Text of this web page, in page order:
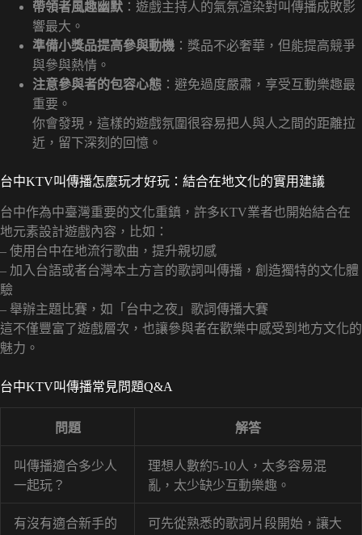
帶領者風趣幽默 ：遊戲主持人的氣氛渲染對叫傳播成敗影
響最大。
準備小獎品提高參與動機 ：獎品不必奢華，但能提高競爭
與參與熱情。
注意參與者的包容心態 ：避免過度嚴肅，享受互動樂趣最
重要。
你會發現，這樣的遊戲氛圍很容易把人與人之間的距離拉
近，留下深刻的回憶。
台中KTV叫傳播怎麼玩才好玩：結合在地文化的實用建議
台中作為中臺灣重要的文化重鎮，許多KTV業者也開始結合在
地元素設計遊戲內容，比如：
– 使用台中在地流行歌曲，提升親切感
– 加入台語或者台灣本土方言的歌詞叫傳播，創造獨特的文化體
驗
– 舉辦主題比賽，如「台中之夜」歌詞傳播大賽
這不僅豐富了遊戲層次，也讓參與者在歡樂中感受到地方文化的
魅力。
台中KTV叫傳播常見問題Q&A
問題 解答
叫傳播適合多少人
一起玩？
理想人數約5-10人，太多容易混
亂，太少缺少互動樂趣。
有沒有適合新手的
可先從熟悉的歌詞片段開始，讓大